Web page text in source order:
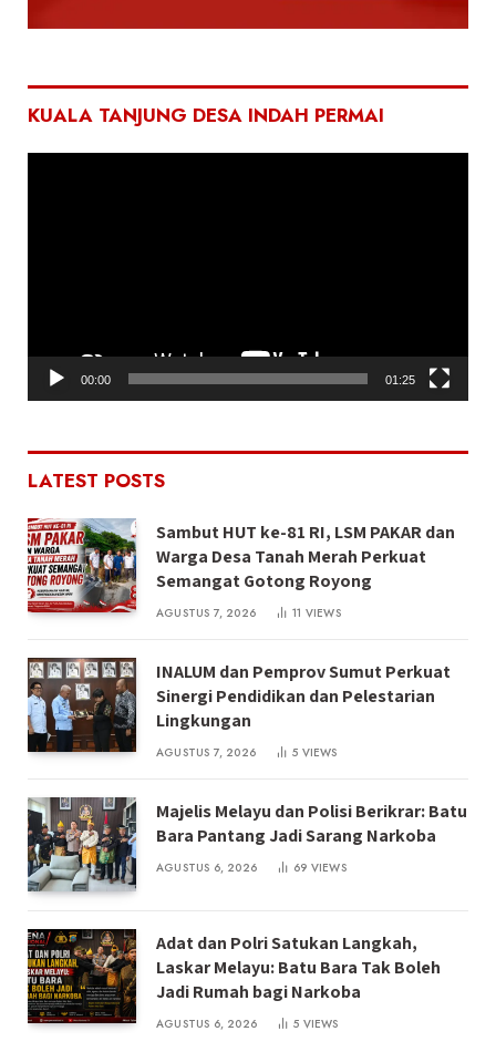
KUALA TANJUNG DESA INDAH PERMAI
00:00 01:25
LATEST POSTS
Sambut HUT ke-81 RI, LSM PAKAR dan
Warga Desa Tanah Merah Perkuat
Semangat Gotong Royong
AGUSTUS 7, 2026 11 VIEWS
INALUM dan Pemprov Sumut Perkuat
Sinergi Pendidikan dan Pelestarian
Lingkungan
AGUSTUS 7, 2026 5 VIEWS
Majelis Melayu dan Polisi Berikrar: Batu
Bara Pantang Jadi Sarang Narkoba
AGUSTUS 6, 2026 69 VIEWS
Adat dan Polri Satukan Langkah,
Laskar Melayu: Batu Bara Tak Boleh
Jadi Rumah bagi Narkoba
AGUSTUS 6, 2026 5 VIEWS